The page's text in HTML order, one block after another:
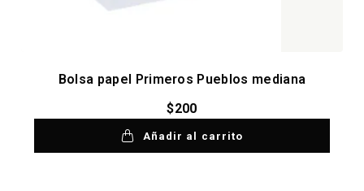
Bolsa papel Primeros Pueblos mediana
$200
Añadir al carrito